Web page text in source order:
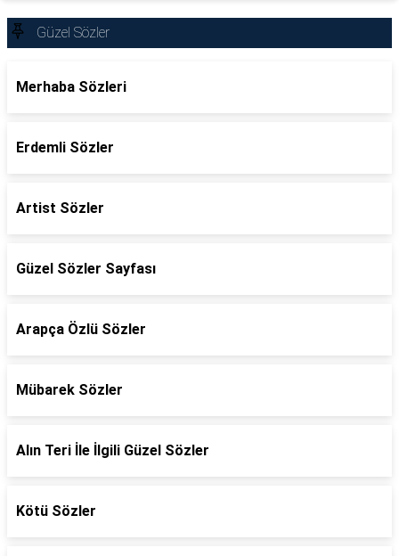
Güzel Sözler
Merhaba Sözleri
Erdemli Sözler
Artist Sözler
Güzel Sözler Sayfası
Arapça Özlü Sözler
Mübarek Sözler
Alın Teri İle İlgili Güzel Sözler
Kötü Sözler